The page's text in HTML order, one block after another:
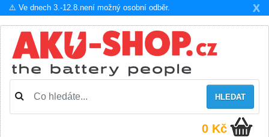
X
⚠️ Ve dnech 3.-12.8.není možný osobní odběr.
HLEDAT
0 Kč